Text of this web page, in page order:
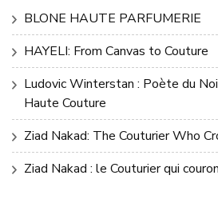
BLONE HAUTE PARFUMERIE
HAYELI: From Canvas to Couture
Ludovic Winterstan : Poète du
Haute Couture
Ziad Nakad: The Couturier Who
Ziad Nakad : le Couturier qui